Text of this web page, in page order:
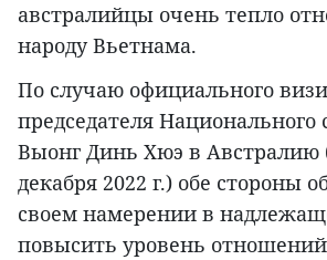
австралийцы очень тепло
народу Вьетнама.
По случаю официального
председателя Национального
Выонг Динь Хюэ в Австралию
декабря 2022 г.) обе стороны
своем намерении в
повысить уровень